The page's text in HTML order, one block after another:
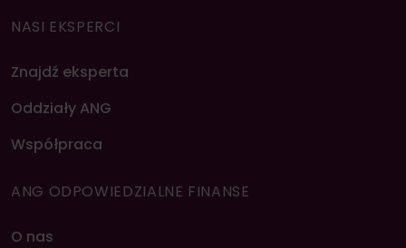
NASI EKSPERCI
Znajdź eksperta
Oddziały ANG
Współpraca
ANG ODPOWIEDZIALNE FINANSE
O nas